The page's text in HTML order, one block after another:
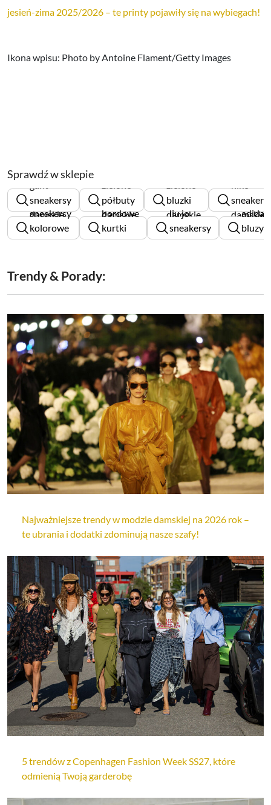
jesień-zima 2025/2026 – te printy pojawiły się na wybiegach!
Ikona wpisu: Photo by Antoine Flament/Getty Images
Sprawdź w sklepie
sneakersy
damskie
półbuty
damskie
bluzki
damskie
damskie
sneakersy
kolorowe
damskie
bordowe
kurtki
damskie
liu jo
sneakersy
damskie
adidas
bluzy
męskie
Trendy & Porady:
Najważniejsze trendy w modzie damskiej na 2026 rok –
te ubrania i dodatki zdominują nasze szafy!
5 trendów z Copenhagen Fashion Week SS27, które
odmienią Twoją garderobę